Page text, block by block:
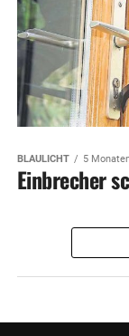
BLAULICHT 5
Einbrecher